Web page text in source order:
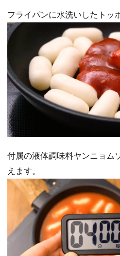
フライパンに水洗いしたトッ
付属の液体調味料ヤンニョム
えます。